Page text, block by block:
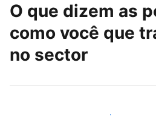
O que dizem as
como você que
no sector
Junte-se a outros anfitriões